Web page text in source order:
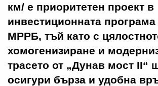
км/ е приоритетен проект в
инвестиционната
МРРБ, тъй като с
хомогенизиране и
трасето от „Дунав мост II“
осигури бърза и удобна